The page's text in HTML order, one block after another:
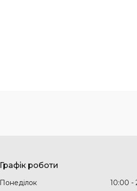
Графік роботи
Понеділок 10:00